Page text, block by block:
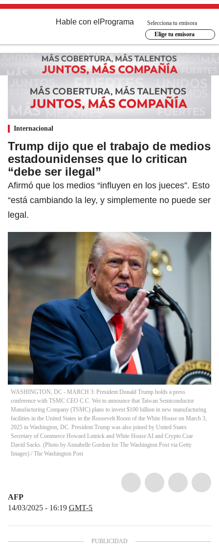
Hable con el Programa
Selecciona tu emisora
Elige tu emisora
Internacional
Trump dijo que el trabajo de medios
estadounidenses que lo critican
“debe ser ilegal”
Afirmó que los medios “influyen en los jueces”. Esto
“está cambiando la ley, y simplemente no puede ser
legal.
WASHINGTON, DC - MARCH 3: President Donald Trump holds a press
conference with TSMC CEO C.C. Wei to announce that Taiwan Semiconductor
Manufacturing Company (TSMC) plans to invest $100 billion in new manufacturing
facilities in the United States in the Roosevelt Room of the White House on March 3,
2025 in Washington, DC. President Trump was also joined by United States
Secretary of Commerce Howard Lutnick and White House AI and Crypto Czar
David Sacks. (Photo by Annabelle Gordon for The Washington Post via Getty
Images) / The Washington Post
AFP
14/03/2025 - 16:19 GMT-5